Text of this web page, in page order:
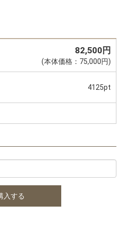
82,500円
(本体価格：75,000円)
4125pt